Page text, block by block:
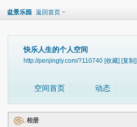
盆景乐园 返回首页
快乐人生的个人空间
http://penjingly.com/?110740 [收藏] [复制]
空间首页 动态
相册